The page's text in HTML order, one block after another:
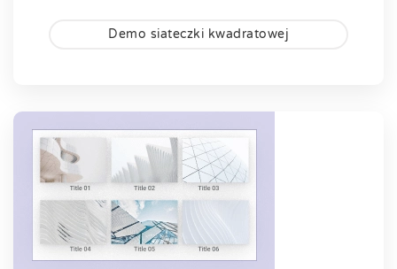
Demo siateczki kwadratowej